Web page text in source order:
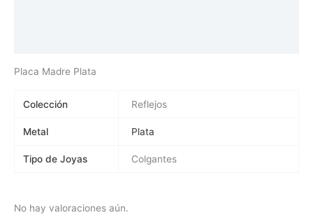
Placa Madre Plata
Colección Reflejos
Metal Plata
Tipo de Joyas Colgantes
No hay valoraciones aún.